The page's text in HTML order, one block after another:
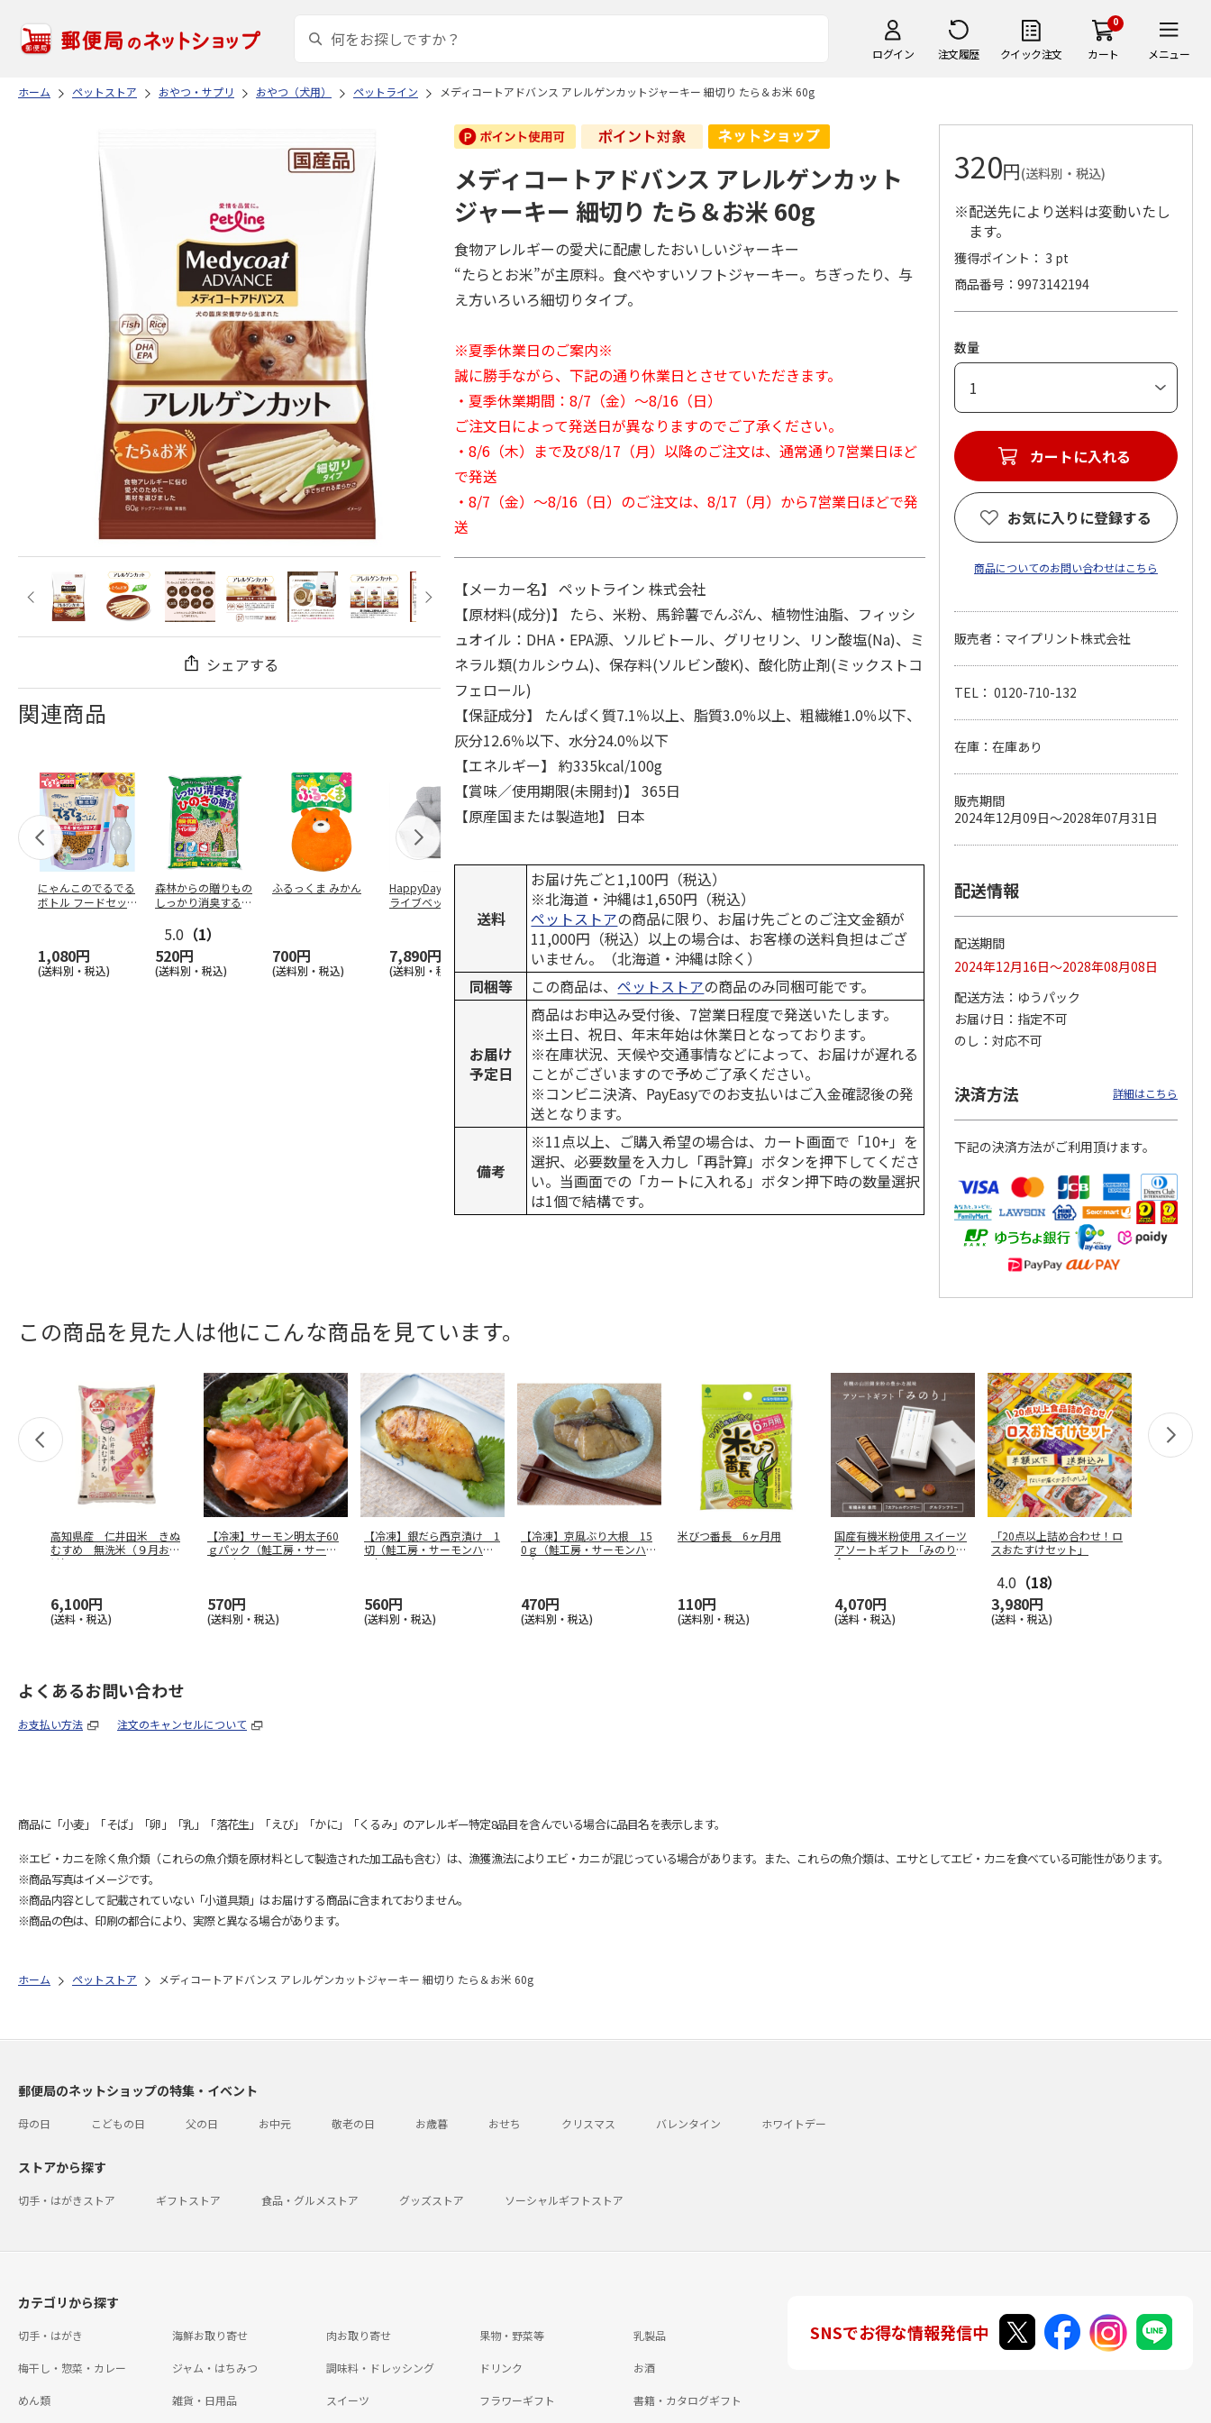
ログイン 注文履歴 クイック注文
0
カート メニュー
ホーム ペットストア おやつ・サプリ おやつ（犬用） ペットライン メディコートアドバンス アレルゲンカットジャーキー 細切り たら＆お米 60g
シェアする
関連商品
にゃんこのでるでる
ボトル フードセッ
1,080円
(送料別・税込)
森林からの贈りもの
しっかり消臭するひ
5.0 （1）
520円
(送料別・税込)
ふるっくま みかん
700円
(送料別・税込)
HappyDays 2wayド
ライブベッド グレ
7,890円
(送料別・税込)
獣医師開発 ニオイ
をとる砂専用 猫ト
イレ ナチュラルグ
1,550円
(送料別・税込)
デオトイレ 飛び散
らない消臭・抗菌サ
ンド 4L
1,320円
(送料別・税込)
ムデンタルコーン
ぐるぐるボーン型 S
…
470円
(送料別・税込)
こ用 まぐろ・かつ
おに …
(送料別・税込)
ペット線香 虹のか
なた フルーティフ
ローラルの香り
590円
(送料別・税込)
100円
(送料別・税込)
メディコートアドバンス アレルゲンカット
ジャーキー 細切り たら＆お米 60g
食物アレルギーの愛犬に配慮したおいしいジャーキー
“たらとお米”が主原料。食べやすいソフトジャーキー。ちぎったり、与
え方いろいろ細切りタイプ。
※夏季休業日のご案内※
誠に勝手ながら、下記の通り休業日とさせていただきます。
・夏季休業期間：8/7（金）～8/16（日）
ご注文日によって発送日が異なりますのでご了承ください。
・8/6（木）まで及び8/17（月）以降のご注文は、通常通り7営業日ほど
で発送
・8/7（金）～8/16（日）のご注文は、8/17（月）から7営業日ほどで発
送
【メーカー名】 ペットライン 株式会社
【原材料(成分)】 たら、米粉、馬鈴薯でんぷん、植物性油脂、フィッシ
ュオイル：DHA・EPA源、ソルビトール、グリセリン、リン酸塩(Na)、ミ
ネラル類(カルシウム)、保存料(ソルビン酸K)、酸化防止剤(ミックストコ
フェロール)
【保証成分】 たんぱく質7.1％以上、脂質3.0％以上、粗繊維1.0％以下、
灰分12.6％以下、水分24.0％以下
【エネルギー】 約335kcal/100g
【賞味／使用期限(未開封)】 365日
【原産国または製造地】 日本
送料
お届け先ごと1,100円（税込）
※北海道・沖縄は1,650円（税込）
ペットストアの商品に限り、お届け先ごとのご注文金額が
11,000円（税込）以上の場合は、お客様の送料負担はござ
いません。（北海道・沖縄は除く）
同梱等
この商品は、ペットストアの商品のみ同梱可能です。
お届け
予定日
商品はお申込み受付後、7営業日程度で発送いたします。
※土日、祝日、年末年始は休業日となっております。
※在庫状況、天候や交通事情などによって、お届けが遅れる
ことがございますので予めご了承ください。
※コンビニ決済、PayEasyでのお支払いはご入金確認後の発
送となります。
備考
※11点以上、ご購入希望の場合は、カート画面で「10+」を
選択、必要数量を入力し「再計算」ボタンを押下してくださ
い。当画面での「カートに入れる」ボタン押下時の数量選択
は1個で結構です。
320円(送料別・税込)
※配送先により送料は変動いたし
ます。
獲得ポイント： 3 pt
商品番号
9973142194
数量
カートに入れる
お気に入りに登録する
商品についてのお問い合わせはこちら
販売者：マイプリント株式会社
TEL： 0120-710-132
在庫：在庫あり
販売期間
2024年12月09日～2028年07月31日
配送情報
配送期間
2024年12月16日～2028年08月08日
配送方法
ゆうパック
お届け日
指定不可
のし
対応不可
決済方法 詳細はこちら
下記の決済方法がご利用頂けます。
この商品を見た人は他にこんな商品を見ています。
高知県産 仁井田米 きぬ
むすめ 無洗米（９月お届
け）
6,100円
(送料・税込)
【冷凍】サーモン明太子60
ｇパック（鮭工房・サーモ
ンハウス
570円
(送料別・税込)
【冷凍】銀だら西京漬け 1
切（鮭工房・サーモンハウ
ス）
560円
(送料別・税込)
【冷凍】京風ぶり大根 15
0ｇ（鮭工房・サーモンハウ
ス）
470円
(送料別・税込)
米びつ番長 6ヶ月用
110円
(送料別・税込)
国産有機米粉使用 スイーツ
アソートギフト 「みのり」
全40
4,070円
(送料・税込)
「20点以上詰め合わせ！ロ
スおたすけセット」
4.0 （18）
3,980円
(送料・税込)
よくあるお問い合わせ
お支払い方法 注文のキャンセルについて
商品に「小麦」「そば」「卵」「乳」「落花生」「えび」「かに」「くるみ」のアレルギー特定8品目を含んでいる場合に品目名を表示します。
※エビ・カニを除く魚介類（これらの魚介類を原材料として製造された加工品も含む）は、漁獲漁法によりエビ・カニが混じっている場合があります。また、これらの魚介類は、エサとしてエビ・カニを食べている可能性があります。
※商品写真はイメージです。
※商品内容として記載されていない「小道具類」はお届けする商品に含まれておりません。
※商品の色は、印刷の都合により、実際と異なる場合があります。
ホーム ペットストア メディコートアドバンス アレルゲンカットジャーキー 細切り たら＆お米 60g
郵便局のネットショップの特集・イベント
母の日 こどもの日 父の日 お中元 敬老の日 お歳暮 おせち クリスマス バレンタイン ホワイトデー
ストアから探す
切手・はがきストア ギフトストア 食品・グルメストア グッズストア ソーシャルギフトストア
カテゴリから探す
切手・はがき 海鮮お取り寄せ 肉お取り寄せ 果物・野菜等 乳製品
梅干し・惣菜・カレー ジャム・はちみつ 調味料・ドレッシング ドリンク お酒
めん類 雑貨・日用品 スイーツ フラワーギフト 書籍・カタログギフト
SNSでお得な情報発信中